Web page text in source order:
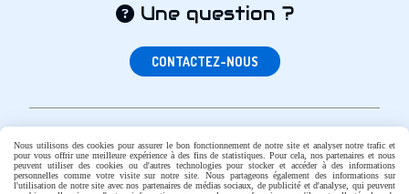
Une question ?
CONTACTEZ-NOUS
Facebook est désactivé. Autoriser
Mentions Légales Conditions générales de vente
Nous utilisons des cookies pour assurer le bon fonctionnement de notre site et analyser notre trafic et
pour vous offrir une meilleure expérience à des fins de statistiques. Pour cela, nos partenaires et nous
peuvent utiliser des cookies ou d'autres technologies pour stocker et accéder à des informations
personnelles comme votre visite sur notre site. Nous partageons également des informations sur
l'utilisation de notre site avec nos partenaires de médias sociaux, de publicité et d'analyse, qui peuvent